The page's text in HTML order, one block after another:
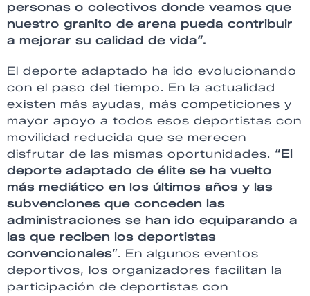
personas o colectivos donde veamos que
nuestro granito de arena pueda contribuir
a mejorar su calidad de vida”.
El deporte adaptado ha ido evolucionando
con el paso del tiempo. En la actualidad
existen más ayudas, más competiciones y
mayor apoyo a todos esos deportistas con
movilidad reducida que se merecen
disfrutar de las mismas oportunidades. “El
deporte adaptado de élite se ha vuelto
más mediático en los últimos años y las
subvenciones que conceden las
administraciones se han ido equiparando a
las que reciben los deportistas
convencionales”. En algunos eventos
deportivos, los organizadores facilitan la
participación de deportistas con